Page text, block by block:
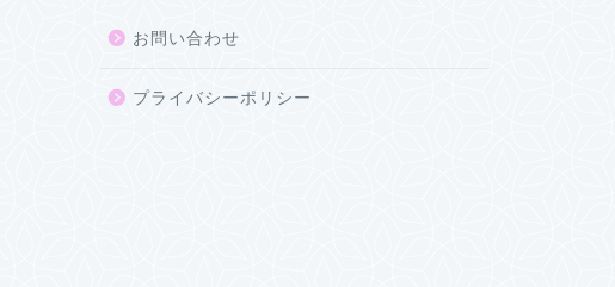
お問い合わせ
プライバシーポリシー